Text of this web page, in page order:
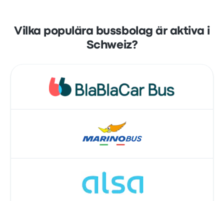
Vilka populära bussbolag är aktiva i
Schweiz?